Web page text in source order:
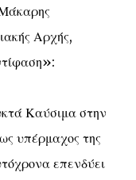
Αρχής,
Καύσιμα στην
υπέρμαχος της
επενδύει